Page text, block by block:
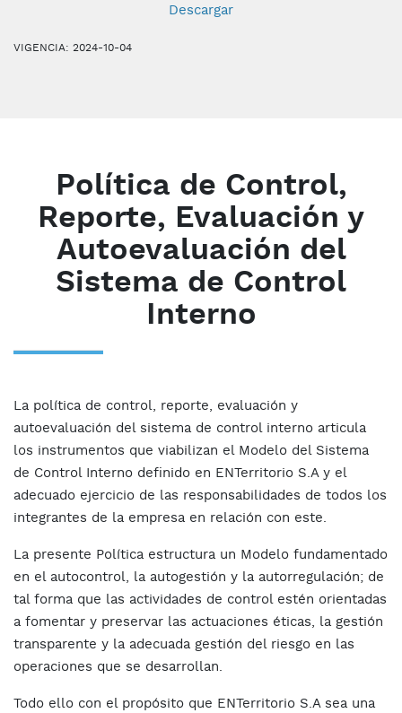
Descargar
VIGENCIA: 2024-10-04
Política de Control,
Reporte, Evaluación y
Autoevaluación del
Sistema de Control
Interno
La política de control, reporte, evaluación y
autoevaluación del sistema de control interno articula
los instrumentos que viabilizan el Modelo del Sistema
de Control Interno definido en ENTerritorio S.A y el
adecuado ejercicio de las responsabilidades de todos los
integrantes de la empresa en relación con este.
La presente Política estructura un Modelo fundamentado
en el autocontrol, la autogestión y la autorregulación; de
tal forma que las actividades de control estén orientadas
a fomentar y preservar las actuaciones éticas, la gestión
transparente y la adecuada gestión del riesgo en las
operaciones que se desarrollan.
Todo ello con el propósito que ENTerritorio S.A sea una